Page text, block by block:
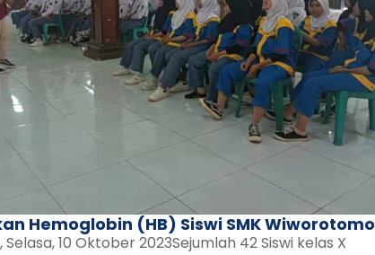
Hemoglobin (HB) Siswi SMK Wiworotomo
10 Oktober 2023Sejumlah 42 Siswi kelas X